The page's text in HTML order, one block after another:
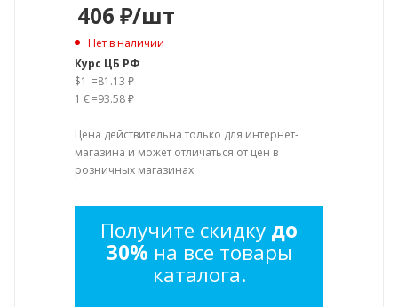
406 ₽/шт
Нет в наличии
Курс ЦБ РФ
$1 =81.13 ₽
1 €=93.58 ₽
Цена действительна только для интернет-
магазина и может отличаться от цен в
розничных магазинах
Получите скидку до
30% на все товары
каталога.